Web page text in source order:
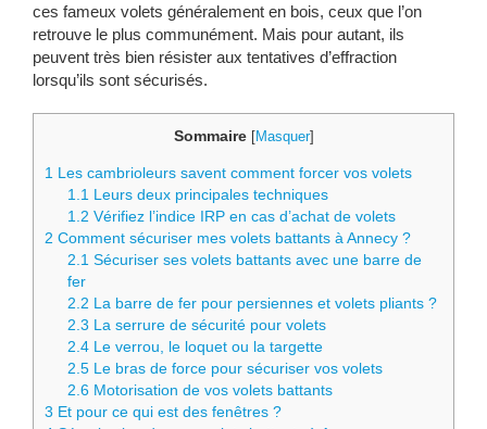
ces fameux volets généralement en bois, ceux que l’on
retrouve le plus communément. Mais pour autant, ils
peuvent très bien résister aux tentatives d’effraction
lorsqu’ils sont sécurisés.
Sommaire [Masquer]
1 Les cambrioleurs savent comment forcer vos volets
1.1 Leurs deux principales techniques
1.2 Vérifiez l’indice IRP en cas d’achat de volets
2 Comment sécuriser mes volets battants à Annecy ?
2.1 Sécuriser ses volets battants avec une barre de
fer
2.2 La barre de fer pour persiennes et volets pliants ?
2.3 La serrure de sécurité pour volets
2.4 Le verrou, le loquet ou la targette
2.5 Le bras de force pour sécuriser vos volets
2.6 Motorisation de vos volets battants
3 Et pour ce qui est des fenêtres ?